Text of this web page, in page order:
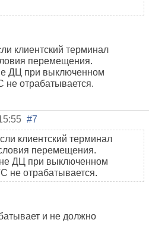
клиентский терминал
перемещения.
ДЦ при выключенном
не отрабатывается.
#7
клиентский терминал
перемещения.
ДЦ при выключенном
не отрабатывается.
и не должно